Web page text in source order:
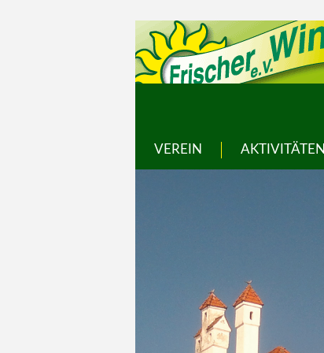
VEREIN AKTIVITÄTEN